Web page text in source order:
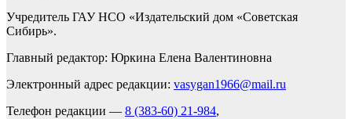
Учредитель ГАУ НСО «Издательский дом «Советская
Сибирь».
Главный редактор: Юркина Елена Валентиновна
Электронный адрес редакции: vasygan1966@mail.ru
Телефон редакции — 8 (383-60) 21-984,